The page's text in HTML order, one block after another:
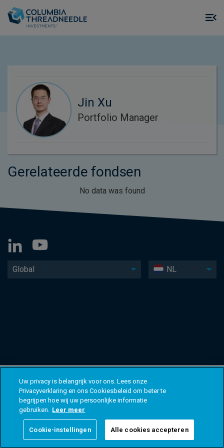
Jin Xu
Portfolio Manager
Gerelateerde fondsen
No data was found
Global NL
Uw privacy is belangrijk voor ons. Lees onze
Privacyverklaring en ons Cookiesbeleid om beter te
begrijpen hoe wij uw persoonlijke informatie
gebruiken. Leer meer
Cookie-instellingen Alle cookies accepteren